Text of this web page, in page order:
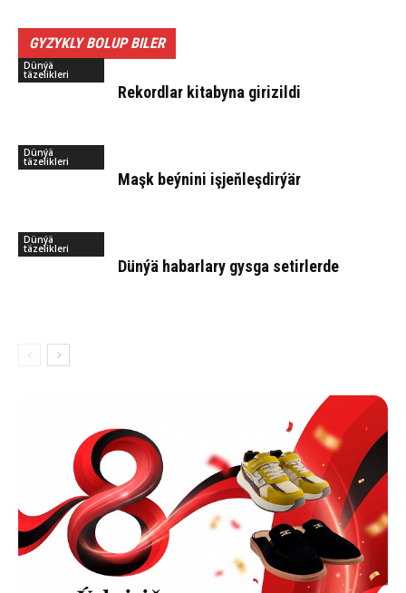
GYZYKLY BOLUP BILER
Dünýä
täzelikleri
Re­kord­lar ki­ta­by­na gi­ri­zil­di
Dünýä
täzelikleri
Maşk beý­ni­ni iş­jeň­leş­dir­ýär
Dünýä
täzelikleri
Dün­ýä ha­bar­la­ry gys­ga se­tir­ler­de